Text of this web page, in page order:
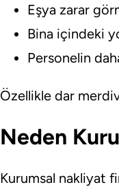
Eşya zarar
Bina içindeki
Personelin
Özellikle dar
Neden
Kurumsal nakliyat